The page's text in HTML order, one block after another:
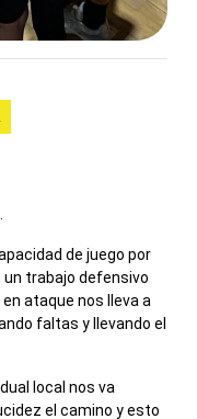
de juego por
trabajo defensivo
ataque nos lleva a
faltas y llevando el
local nos va
el camino y esto